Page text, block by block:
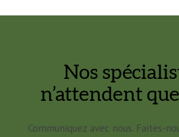
Nos
n’attendent
Communiquez avec nous. Faites-